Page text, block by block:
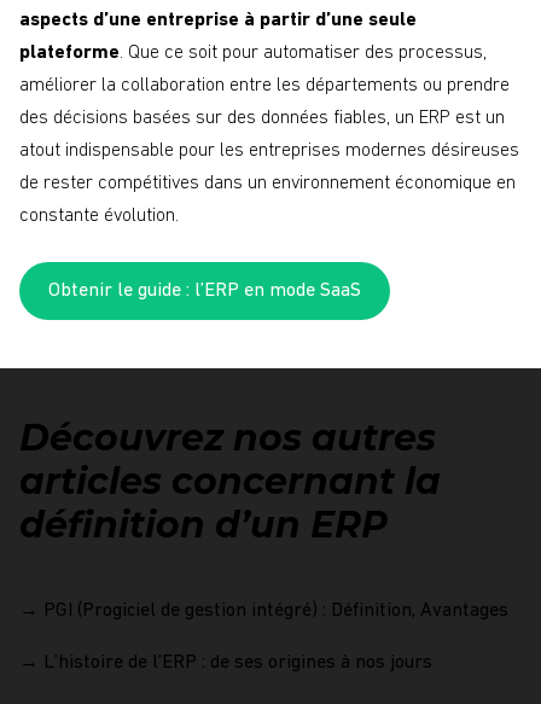
aspects d’une entreprise à partir d’une seule
plateforme. Que ce soit pour automatiser des processus,
améliorer la collaboration entre les départements ou prendre
des décisions basées sur des données fiables, un ERP est un
atout indispensable pour les entreprises modernes désireuses
de rester compétitives dans un environnement économique en
constante évolution.
Obtenir le guide : l’ERP en mode SaaS
Découvrez nos autres
articles concernant la
définition d’un ERP
→ PGI (Progiciel de gestion intégré) : Définition, Avantages
→ L’histoire de l’ERP : de ses origines à nos jours